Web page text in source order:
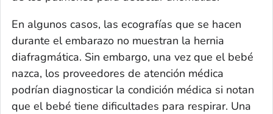
En algunos casos, las ecografías que se hacen
durante el embarazo no muestran la hernia
diafragmática. Sin embargo, una vez que el bebé
nazca, los proveedores de atención médica
podrían diagnosticar la condición médica si notan
que el bebé tiene dificultades para respirar. Una